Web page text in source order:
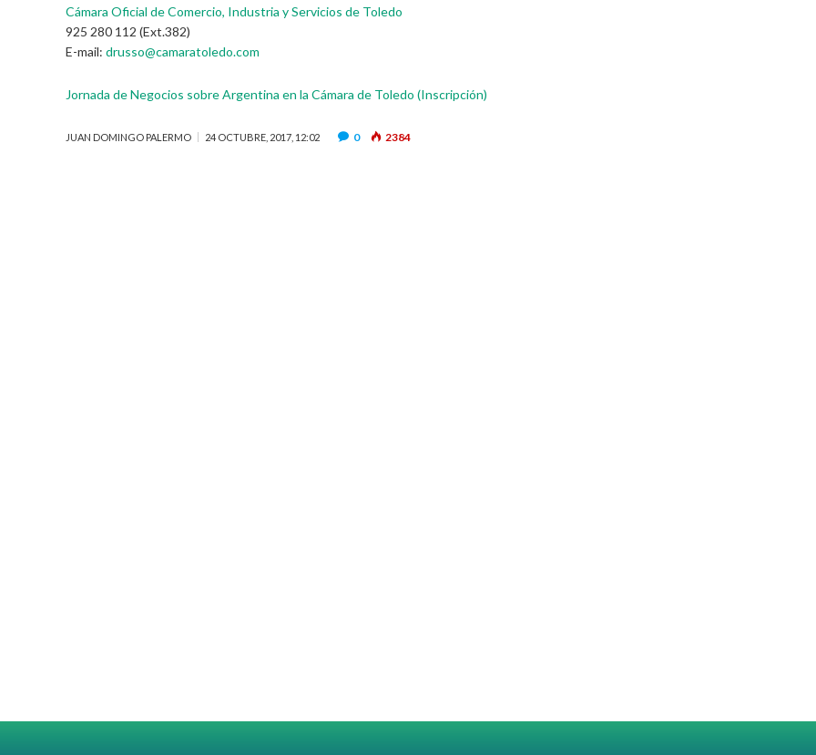
Cámara Oficial de Comercio, Industria y Servicios de Toledo
925 280 112 (Ext.382)
E-mail: drusso@camaratoledo.com
Jornada de Negocios sobre Argentina en la Cámara de Toledo (Inscripción)
JUAN DOMINGO PALERMO 24 OCTUBRE, 2017, 12:02 0 2384